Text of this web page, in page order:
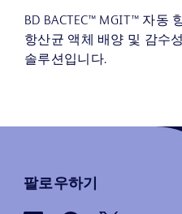
BD BACTEC™ MGIT™ 자동
항산균 액체 배양 및 감수
솔루션입니다.
팔로우하기